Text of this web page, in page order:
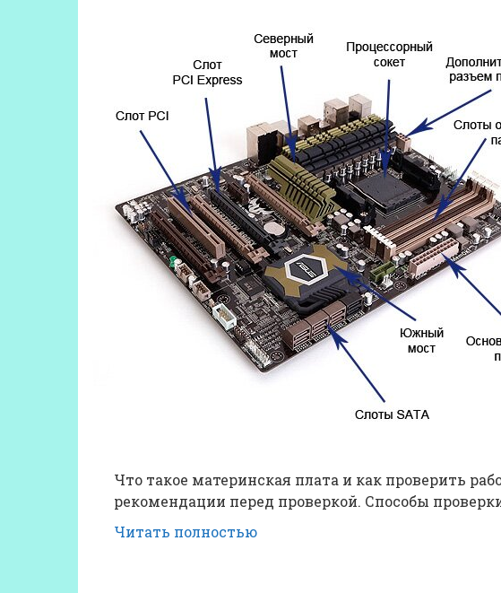
Что такое материнская плата и как проверить
рекомендации перед проверкой. Способы
Читать полностью